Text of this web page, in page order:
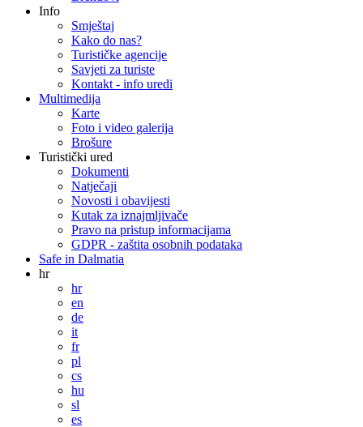
Info
Smještaj
Kako do nas?
Turističke agencije
Savjeti za turiste
Kontakt - info uredi
Multimedija
Karte
Foto i video galerija
Brošure
Turistički ured
Dokumenti
Natječaji
Novosti i obavijesti
Kutak za iznajmljivače
Pravo na pristup informacijama
GDPR - zaštita osobnih podataka
Safe in Dalmatia
hr
hr
en
de
it
fr
pl
cs
hu
sl
es